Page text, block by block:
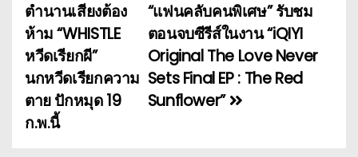
น
ะ
แ
น
“แฟนคลับคนพิเศษ” รับชม
ตอนจบซีรีส์ในงาน “iQIYI
Original The Love Never
Sets Final EP : The Red
Sunflower”
ตำนานเสียงต้อง
ห้าม “WHISTLE
หวีดเรียกผี”
นกหวีดเรียกความ
ตาย ปักหมุด 19
ก.พ.นี้